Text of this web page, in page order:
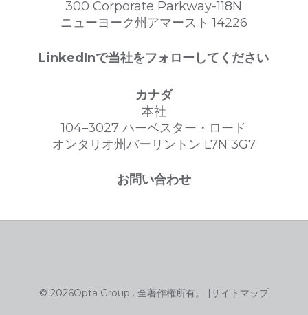
300 Corporate Parkway-118N
ニューヨーク州アマースト 14226
LinkedInで当社をフォローしてください
カナダ
本社
104–3027 ハーベスター・ロード
オンタリオ州バーリントン L7N 3G7
お問い合わせ
© 2026Opta Group . 全著作権所有。 | サイトマップ